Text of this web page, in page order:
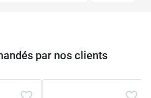
par nos clients